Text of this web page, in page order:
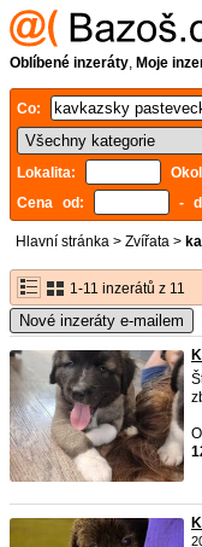
Oblíbené inzeráty, Moje
Co:
Lokalita:
Cena od:
-
Hlavní stránka > Zvířata >
1-11 inzerátů z 11
Nové inzeráty e-mailem